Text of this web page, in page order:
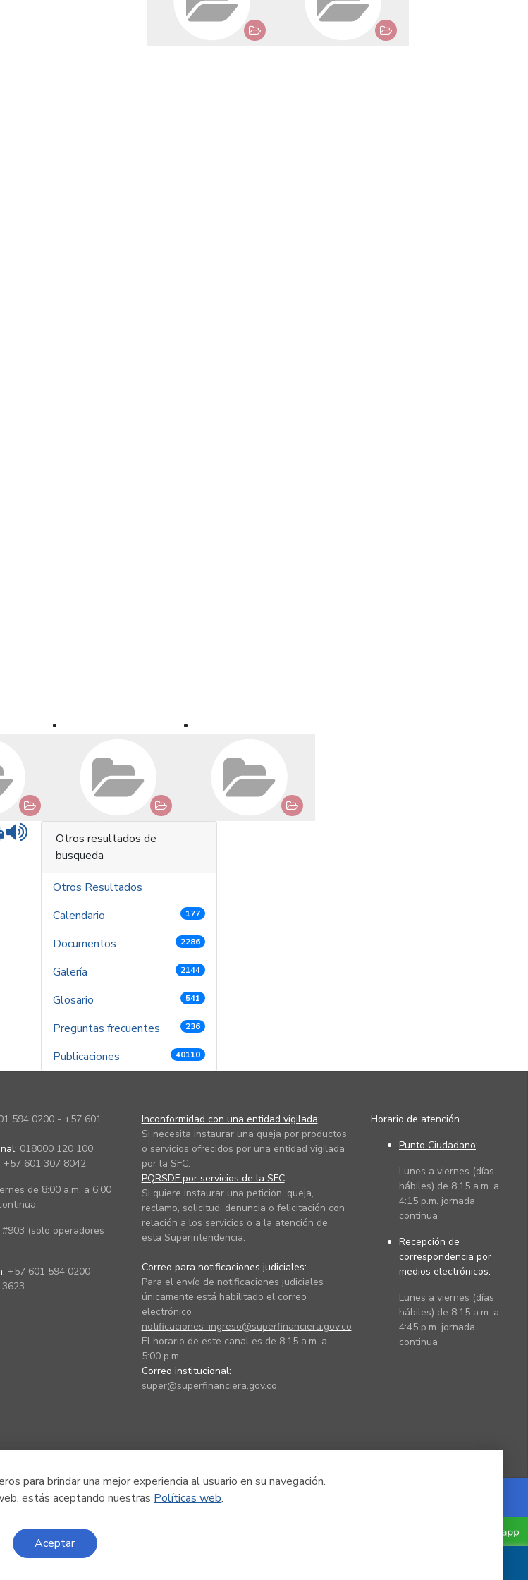
para brindar una mejor experiencia al usuario en su navegación.
estás aceptando nuestras Políticas web.
Aceptar
Imprimir
Otros resultados de
busqueda
Otros Resultados
Calendario
177
Documentos 2286
Galería 2144
Glosario 541
Preguntas frecuentes 236
Publicaciones 40110
594 0200 - +57 601
018000 120 100
+57 601 307 8042
de 8:00 a.m. a 6:00
#903 (solo operadores
+57 601 594 0200
Inconformidad con una entidad vigilada:
Si necesita instaurar una queja por productos
o servicios ofrecidos por una entidad vigilada
por la SFC.
PQRSDF por servicios de la SFC:
Si quiere instaurar una petición, queja,
reclamo, solicitud, denuncia o felicitación con
relación a los servicios o a la atención de
esta Superintendencia.
Correo para notificaciones judiciales:
Para el envío de notificaciones judiciales
únicamente está habilitado el correo
electrónico
notificaciones_ingreso@superfinanciera.gov.co
El horario de este canal es de 8:15 a.m. a
5:00 p.m.
Correo institucional:
super@superfinanciera.gov.co
Horario de atención
Punto Ciudadano:
Lunes a viernes (días
hábiles) de 8:15 a.m. a
4:15 p.m. jornada
continua
Recepción de
correspondencia por
medios electrónicos:
Lunes a viernes (días
hábiles) de 8:15 a.m. a
4:45 p.m. jornada
continua
Powered by Nexura